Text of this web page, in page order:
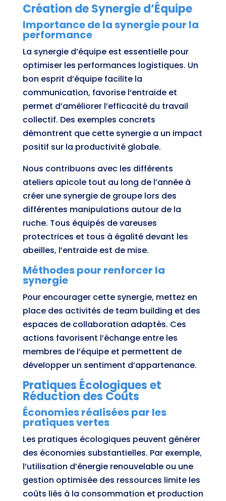
Création de Synergie d’Équipe
Importance de la synergie pour la
performance
La synergie d’équipe est essentielle pour
optimiser les performances logistiques. Un
bon esprit d’équipe facilite la
communication, favorise l’entraide et
permet d’améliorer l’efficacité du travail
collectif. Des exemples concrets
démontrent que cette synergie a un impact
positif sur la productivité globale.
Nous contribuons avec les différents
ateliers apicole tout au long de l’année à
créer une synergie de groupe lors des
différentes manipulations autour de la
ruche. Tous équipés de vareuses
protectrices et tous à égalité devant les
abeilles, l’entraide est de mise.
Méthodes pour renforcer la
synergie
Pour encourager cette synergie, mettez en
place des activités de team building et des
espaces de collaboration adaptés. Ces
actions favorisent l’échange entre les
membres de l’équipe et permettent de
développer un sentiment d’appartenance.
Pratiques Écologiques et
Réduction des Coûts
Économies réalisées par les
pratiques vertes
Les pratiques écologiques peuvent générer
des économies substantielles. Par exemple,
l’utilisation d’énergie renouvelable ou une
gestion optimisée des ressources limite les
coûts liés à la consommation et production